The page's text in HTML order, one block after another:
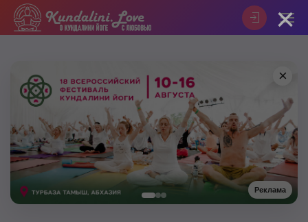
Реклама
×
×